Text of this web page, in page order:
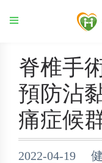
脊椎手
預防沾
痛症候
2022-04-19